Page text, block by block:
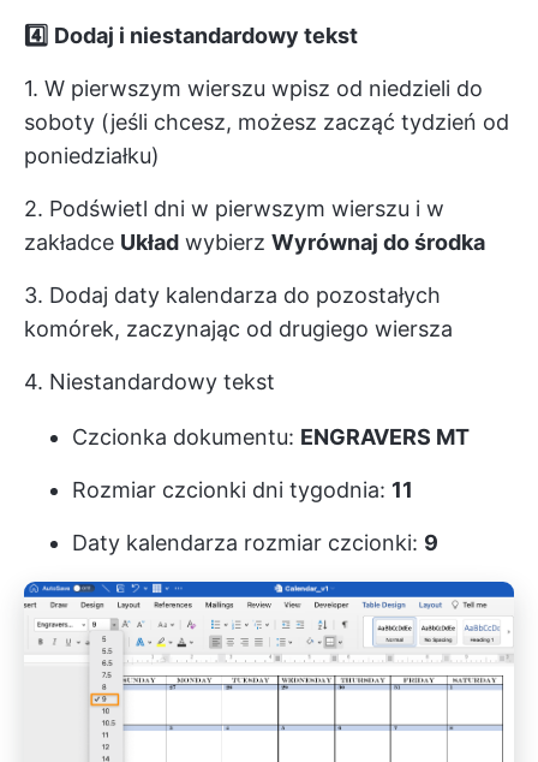
4️⃣ Dodaj i niestandardowy tekst
1. W pierwszym wierszu wpisz od niedzieli do
soboty (jeśli chcesz, możesz zacząć tydzień od
poniedziałku)
2. Podświetl dni w pierwszym wierszu i w
zakładce Układ wybierz Wyrównaj do środka
3. Dodaj daty kalendarza do pozostałych
komórek, zaczynając od drugiego wiersza
4. Niestandardowy tekst
Czcionka dokumentu: ENGRAVERS MT
Rozmiar czcionki dni tygodnia: 11
Daty kalendarza rozmiar czcionki: 9